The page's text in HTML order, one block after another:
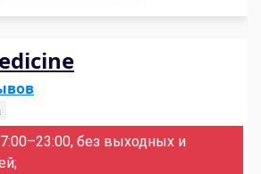
без выходных и